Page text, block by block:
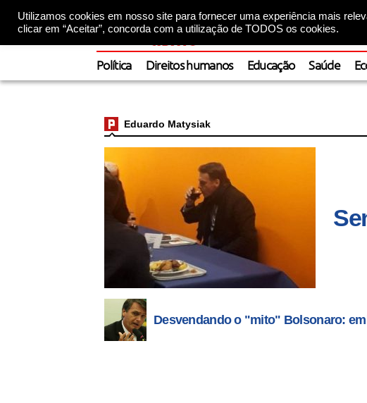
Utilizamos cookies em nosso site para fornecer uma experiência mais
clicar em “Aceitar”, concorda com a utilização de TODOS os cookies.
Política Direitos humanos Educação Saúde
Eduardo Matysiak
Desvendando o "mito" Bolsonaro: